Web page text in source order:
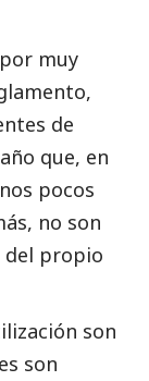
muy
de
que, en
pocos
no son
del propio
son
son